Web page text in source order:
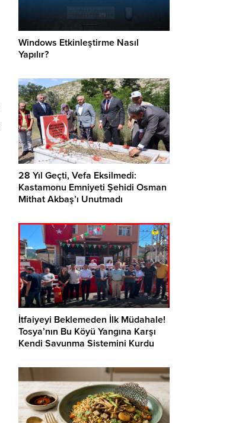
Windows Etkinleştirme Nasıl
Yapılır?
28 Yıl Geçti, Vefa Eksilmedi:
Kastamonu Emniyeti Şehidi Osman
Mithat Akbaş’ı Unutmadı
İtfaiyeyi Beklemeden İlk Müdahale!
Tosya’nın Bu Köyü Yangına Karşı
Kendi Savunma Sistemini Kurdu